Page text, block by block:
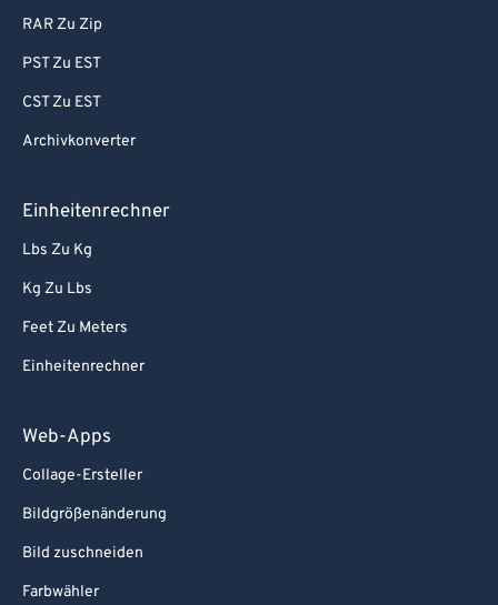
RAR Zu Zip
PST Zu EST
CST Zu EST
Archivkonverter
Einheitenrechner
Lbs Zu Kg
Kg Zu Lbs
Feet Zu Meters
Einheitenrechner
Web-Apps
Collage-Ersteller
Bildgrößenänderung
Bild zuschneiden
Farbwähler